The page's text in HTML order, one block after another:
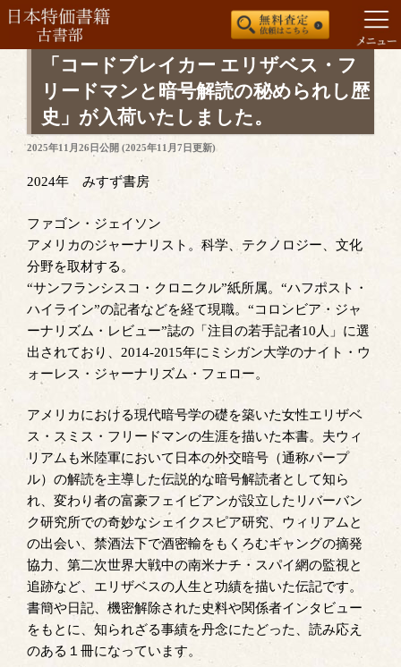
プ
「コードブレイカー エリザベス・フ
リードマンと暗号解読の秘められし歴
史」が入荷いたしました。
投
日:
2025年11月26日公開 (2025年11月7日更新)
2024年 みすず書房
ファゴン・ジェイソン
アメリカのジャーナリスト。科学、テクノロジー、文化
分野を取材する。
“サンフランシスコ・クロニクル”紙所属。“ハフポスト・
ハイライン”の記者などを経て現職。“コロンビア・ジャ
ーナリズム・レビュー”誌の「注目の若手記者10人」に選
出されており、2014-2015年にミシガン大学のナイト・ウ
ォーレス・ジャーナリズム・フェロー。
アメリカにおける現代暗号学の礎を築いた女性エリザベ
ス・スミス・フリードマンの生涯を描いた本書。夫ウィ
リアムも米陸軍において日本の外交暗号（通称パープ
ル）の解読を主導した伝説的な暗号解読者として知ら
れ、変わり者の富豪フェイビアンが設立したリバーバン
ク研究所での奇妙なシェイクスピア研究、ウィリアムと
の出会い、禁酒法下で酒密輸をもくろむギャングの摘発
協力、第二次世界大戦中の南米ナチ・スパイ網の監視と
追跡など、エリザベスの人生と功績を描いた伝記です。
書簡や日記、機密解除された史料や関係者インタビュー
をもとに、知られざる事績を丹念にたどった、読み応え
のある１冊になっています。